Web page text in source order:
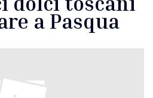
a Pasqua